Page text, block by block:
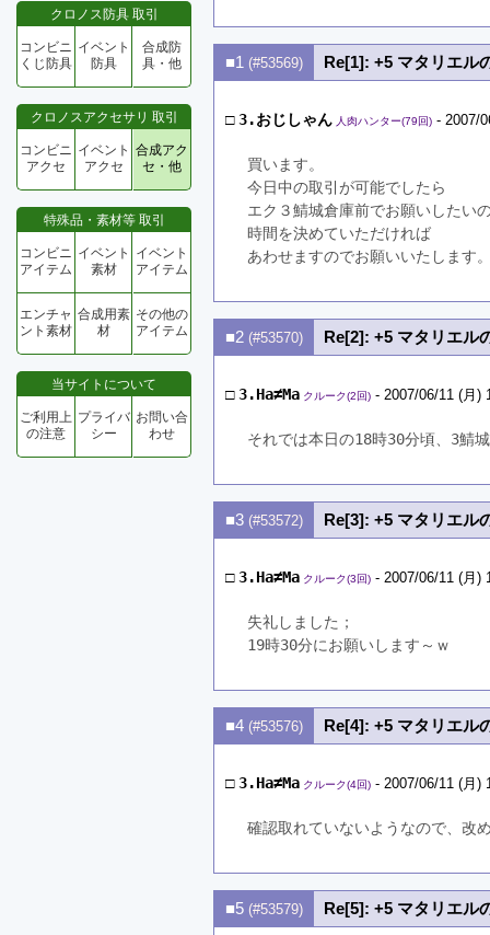
クロノス防具 取引
コンビニ
くじ防具
イベント
防具
合成防
具・他
クロノスアクセサリ 取引
コンビニ
アクセ
イベント
アクセ
合成アク
セ・他
特殊品・素材等 取引
コンビニ
アイテム
イベント
素材
イベント
アイテム
エンチャ
ント素材
合成用素
材
その他の
アイテム
当サイトについて
ご利用上
の注意
プライバ
シー
お問い合
わせ
■1 (#53569) Re[1]: +5 マタリエル
□3.おじしゃん 人肉ハンター(79回) - 2007/
買います。
今日中の取引が可能でしたら
エク３鯖城倉庫前でお願いしたい
時間を決めていただければ
あわせますのでお願いいたします
■2 (#53570) Re[2]: +5 マタリエル
□3.Ha≠Ma クルーク(2回) - 2007/06/11 (月)
それでは本日の18時30分頃、3鯖
■3 (#53572) Re[3]: +5 マタリエル
□3.Ha≠Ma クルーク(3回) - 2007/06/11 (月)
失礼しました；
19時30分にお願いします～ｗ
■4 (#53576) Re[4]: +5 マタリエル
□3.Ha≠Ma クルーク(4回) - 2007/06/11 (月)
確認取れていないようなので、改
■5 (#53579) Re[5]: +5 マタリエル